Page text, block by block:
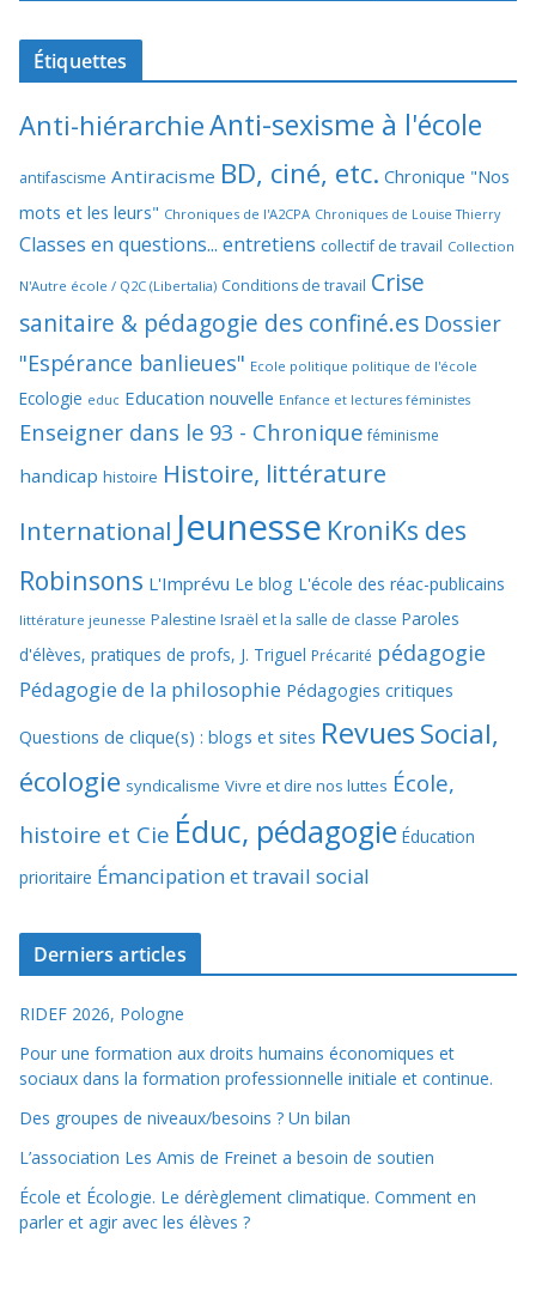
Étiquettes
Anti-hiérarchieAnti-sexisme à l'école
antifascisme Antiracisme BD, ciné, etc. Chronique "Nos
mots et les leurs" Chroniques de l'A2CPA Chroniques de Louise Thierry
Classes en questions... entretiens collectif de travail Collection
N'Autre école / Q2C (Libertalia) Conditions de travail Crise
sanitaire & pédagogie des confiné.es Dossier
"Espérance banlieues" Ecole politique politique de l'école
Ecologie educ Education nouvelle Enfance et lectures féministes
Enseigner dans le 93 - Chronique féminisme
handicap histoire Histoire, littérature
International Jeunesse KroniKs des
Robinsons L'Imprévu Le blog L'école des réac-publicains
littérature jeunesse Palestine Israël et la salle de classe Paroles
d'élèves, pratiques de profs, J. Triguel Précarité pédagogie
Pédagogie de la philosophie Pédagogies critiques
Questions de clique(s) : blogs et sites RevuesSocial,
écologie syndicalisme Vivre et dire nos luttes École,
histoire et Cie Éduc, pédagogie Éducation
prioritaire Émancipation et travail social
Derniers articles
RIDEF 2026, Pologne
Pour une formation aux droits humains économiques et
sociaux dans la formation professionnelle initiale et continue.
Des groupes de niveaux/besoins ? Un bilan
L’association Les Amis de Freinet a besoin de soutien
École et Écologie. Le dérèglement climatique. Comment en
parler et agir avec les élèves ?